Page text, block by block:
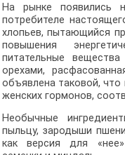
На рынке появились
потребителе
хлопьев, пытающийся
повышения
питательные
орехами,
объявлена таковой,
женских гормонов,
Необычные
пыльцу, зародыши
как версия для